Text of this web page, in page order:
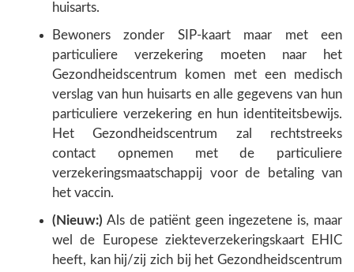
huisarts.
Bewoners zonder SIP-kaart maar met een
particuliere verzekering moeten naar het
Gezondheidscentrum komen met een medisch
verslag van hun huisarts en alle gegevens van hun
particuliere verzekering en hun identiteitsbewijs.
Het Gezondheidscentrum zal rechtstreeks
contact opnemen met de particuliere
verzekeringsmaatschappij voor de betaling van
het vaccin.
(Nieuw:) Als de patiënt geen ingezetene is, maar
wel de Europese ziekteverzekeringskaart EHIC
heeft, kan hij/zij zich bij het Gezondheidscentrum